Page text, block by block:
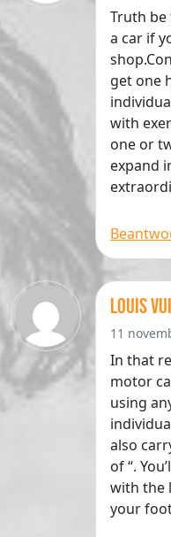
Truth
a car if
get one
with
one or
expand
louis
11
In that
motor
using
also
of “.
with the
your